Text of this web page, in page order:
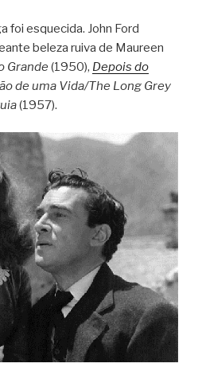
foi esquecida. John Ford
beleza ruiva de Maureen
Grande (1950), Depois do
de uma Vida/The Long Grey
(1957).